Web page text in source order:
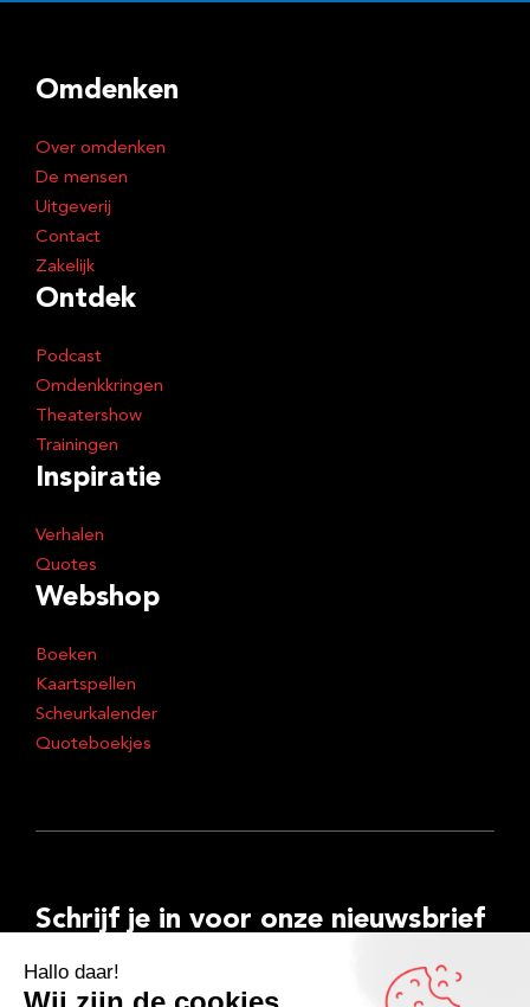
r
s
Omdenken
Over omdenken
De mensen
Uitgeverij
Contact
Zakelijk
Ontdek
Podcast
Omdenkkringen
Theatershow
Trainingen
Inspiratie
Verhalen
Quotes
Webshop
Boeken
Kaartspellen
Scheurkalender
Quoteboekjes
Schrijf je in voor onze nieuwsbrief
E-